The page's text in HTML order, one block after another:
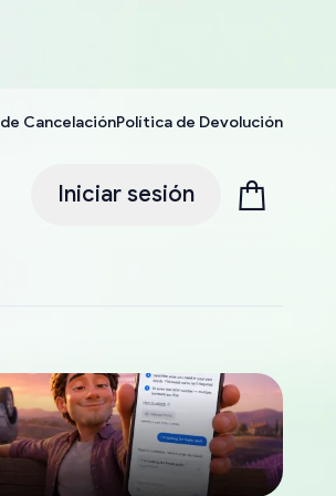
CancelaciónPolítica de Devolución
Iniciar sesión